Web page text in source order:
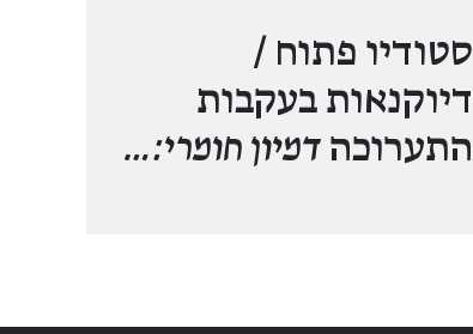
סטודיו פתוח /
דיוקנאות בעקבות
התערוכה דמיון חומרי:…